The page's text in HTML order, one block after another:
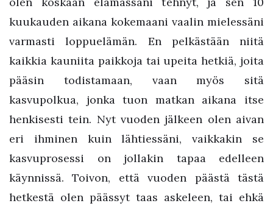
kuukauden aikana kokemaani vaalin mielessäni
varmasti loppuelämän. En pelkästään niitä
kaikkia kauniita paikkoja tai upeita hetkiä, joita
pääsin todistamaan, vaan myös sitä
kasvupolkua, jonka tuon matkan aikana itse
henkisesti tein. Nyt vuoden jälkeen olen aivan
eri ihminen kuin lähtiessäni, vaikkakin se
kasvuprosessi on jollakin tapaa edelleen
käynnissä. Toivon, että vuoden päästä tästä
hetkestä olen päässyt taas askeleen, tai ehkä